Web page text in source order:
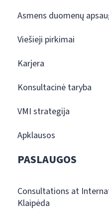
Asmens duomenų
Viešieji pirkimai
Karjera
Konsultacinė taryba
VMI strategija
Apklausos
PASLAUGOS
Consultations at
Klaipėda